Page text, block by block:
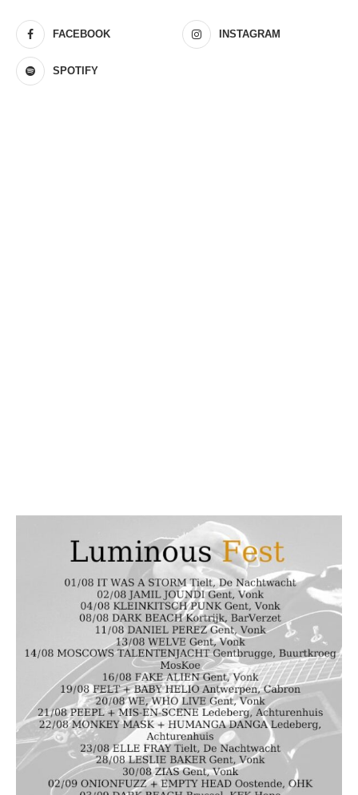
FACEBOOK INSTAGRAM
SPOTIFY